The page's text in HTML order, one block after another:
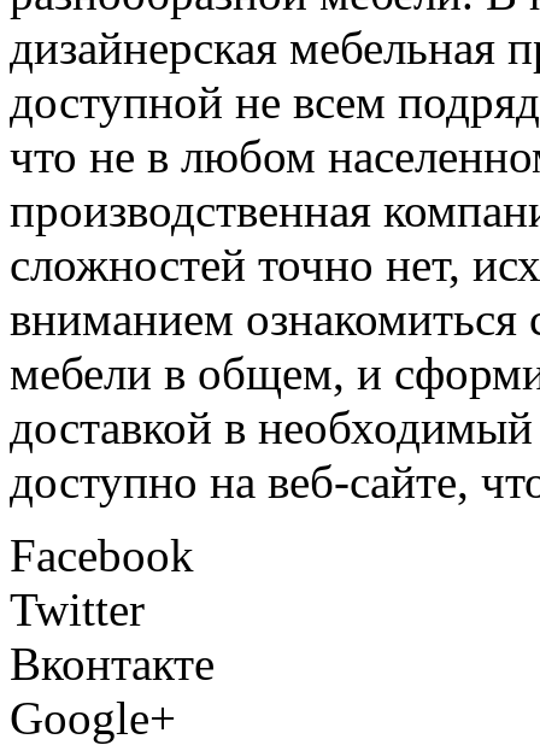
дизайнерская мебельная
доступной не всем
что не в любом
производственная
сложностей точно нет,
вниманием ознакомиться
мебели в общем, и
доставкой в
доступно на веб-сайте,
Facebook
Twitter
Вконтакте
Google+